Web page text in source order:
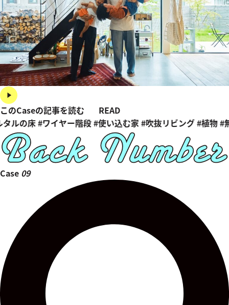
このCaseの記事を読む
READ
ルの床#ワイヤー階段#使い込む家#吹抜リビング#植物#
Case 09